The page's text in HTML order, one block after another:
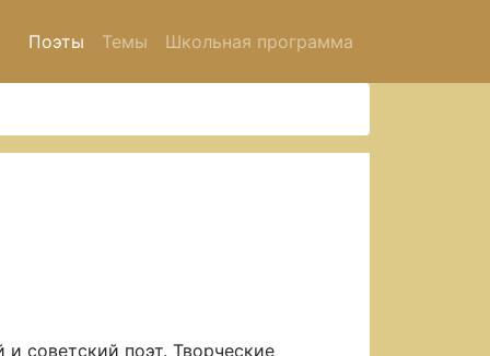
Поэты Темы Школьная программа
советский поэт. Творческие